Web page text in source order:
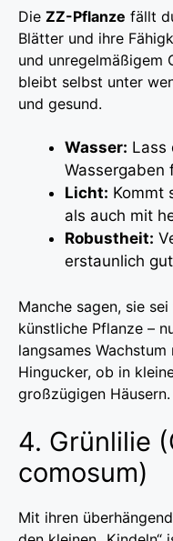
Die ZZ-Pflanze fällt
Blätter und ihre
und unregelmäßigem
bleibt selbst unter
und gesund.
Wasser: Lass
Wassergaben
Licht: Kommt
als auch mit
Robustheit:
erstaunlich
Manche sagen, sie
künstliche Pflanze –
langsames
Hingucker, ob in
großzügigen Häusern.
4. Grünlilie
comosum)
Mit ihren